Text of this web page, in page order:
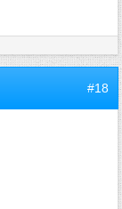
#18